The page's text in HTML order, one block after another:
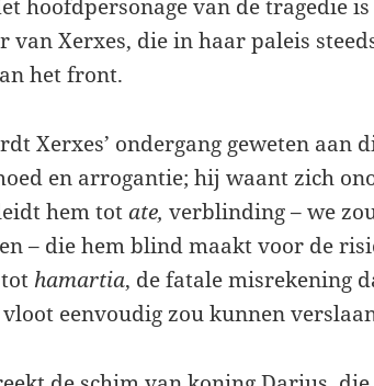
hoofdpersonage van de tragedie
van Xerxes, die in haar paleis
het front.
Xerxes’ ondergang geweten aan
en arrogantie; hij waant zich
hem totate,verblinding – we
– die hem blind maakt voor de
hamartia, de fatale misrekening
eenvoudig zou kunnen